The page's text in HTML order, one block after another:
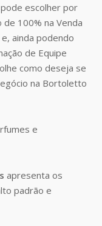
escolher por
100% na Venda
ainda podendo
de Equipe
como deseja se
na Bortoletto
e
apresenta os
padrão e